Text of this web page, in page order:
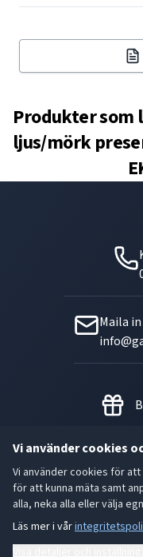
Vi använder cookies
Vi använder cookies för
för att kunna mäta samt
alla, neka alla eller välja
Läs mer i vår
Produkter som
ljus/mörk
Maila